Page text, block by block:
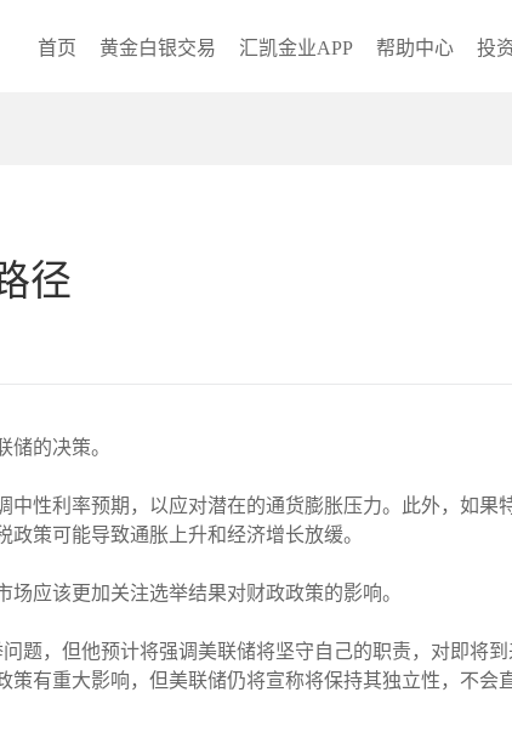
首页 黄金白银交易 汇凯金业APP 帮助中心 投
径
的决策。
性利率预期，以应对潜在的通货膨胀压力。此外，如果
策可能导致通胀上升和经济增长放缓。
应该更加关注选举结果对财政政策的影响。
题，但他预计将强调美联储将坚守自己的职责，对即将到
有重大影响，但美联储仍将宣称将保持其独立性，不会